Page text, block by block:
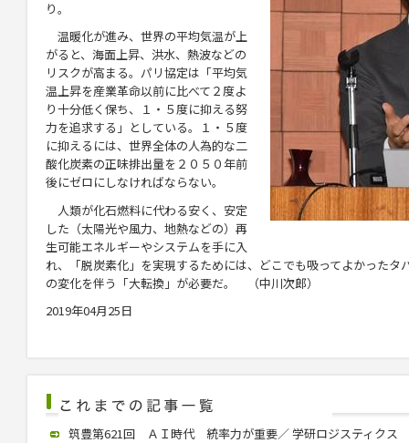
り。
温暖化が進み、世界の平均気温が上
がると、海面上昇、洪水、熱波などの
リスクが高まる。パリ協定は「平均気
温上昇を産業革命以前に比べて２度よ
り十分低く保ち、１・５度に抑える努
力を追求する」としている。１・５度
に抑えるには、世界全体の人為的な二
酸化炭素の正味排出量を２０５０年前
後にゼロにしなければならない。
人類が化石燃料に代わる安く、安定
した（太陽光や風力、地熱などの）再
生可能エネルギーやシステムを手に入
れ、「脱炭素化」を実現するためには、どこでも吸ってよかった
の変化を伴う「大転換」が必要だ。 （中川次郎）
2019年04月25日
筑豊第621回 ＡＩ時代 統率力が重要／ 学研ロジスティクス